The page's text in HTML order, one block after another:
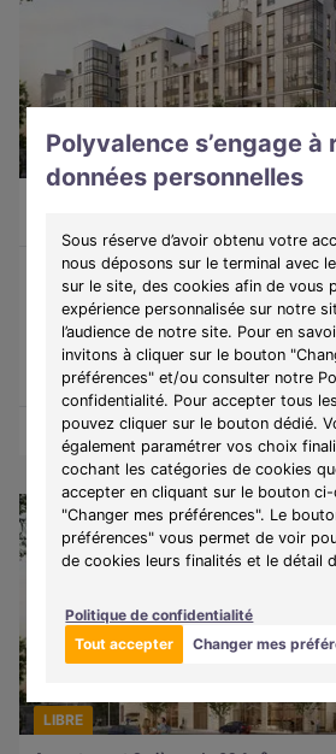
Polyvalence s’engage
données personnelles
Sous réserve d’avoir obtenu votre
nous déposons sur le terminal avec
sur le site, des cookies afin de vous
expérience personnalisée sur notre
l’audience de notre site. Pour en
invitons à cliquer sur le bouton
préférences" et/ou consulter notre
confidentialité. Pour accepter tous
pouvez cliquer sur le bouton dédié.
également paramétrer vos choix
cochant les catégories de cookies
accepter en cliquant sur le bouton
"Changer mes préférences". Le
préférences" vous permet de voir
de cookies leurs finalités et le détail
Politique de confidentialité
Tout accepter
Changer mes
LIBRE
Programme :Ovation Magellan
Découvrez une résidence d'exception où
extérieurs et nature s'associent avec
Obtenir le plan
LIBRE